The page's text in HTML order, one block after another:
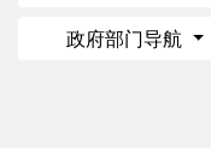
政府部门导航